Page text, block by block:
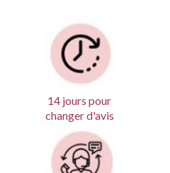
14 jours pour
changer d'avis